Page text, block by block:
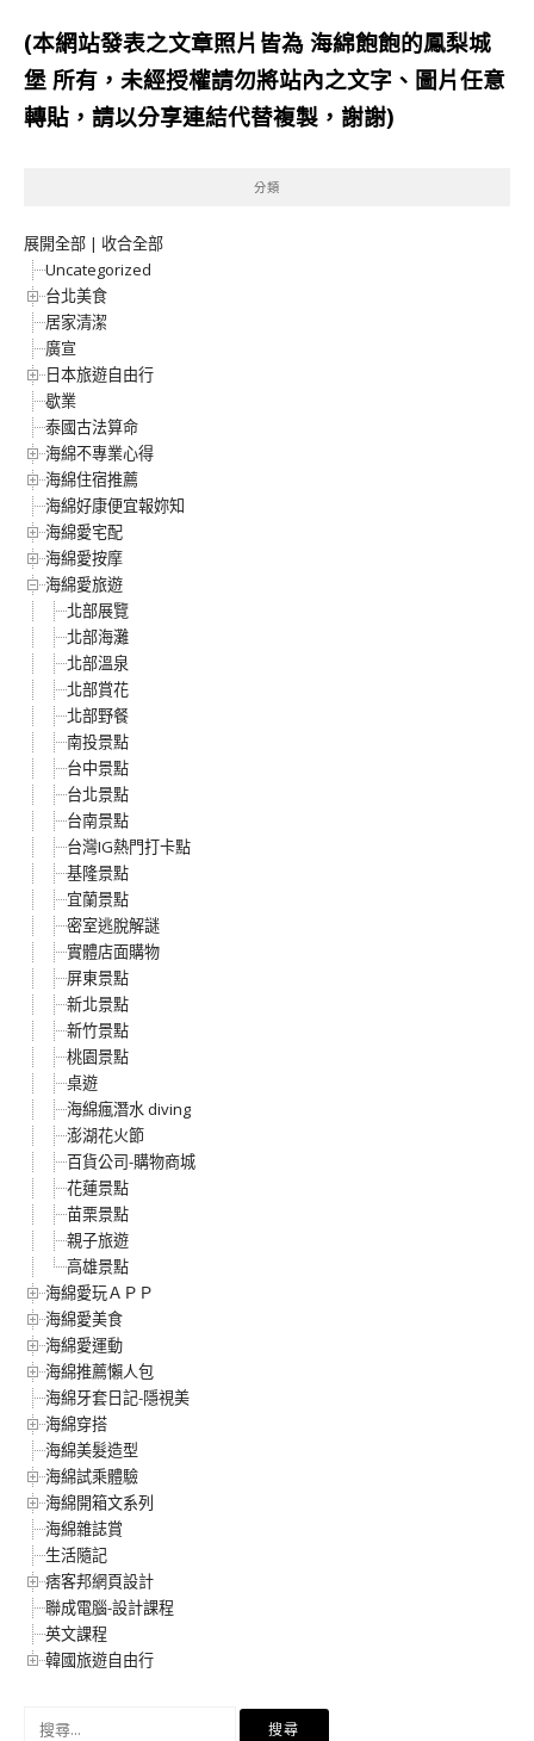
(本網站發表之文章照片皆為 海綿飽飽的鳳梨城
堡 所有，未經授權請勿將站內之文字、圖片任意
轉貼，請以分享連結代替複製，謝謝)
分類
展開全部 | 收合全部
Uncategorized
台北美食
居家清潔
廣宣
日本旅遊自由行
歇業
泰國古法算命
海綿不專業心得
海綿住宿推薦
海綿好康便宜報妳知
海綿愛宅配
海綿愛按摩
海綿愛旅遊
北部展覽
北部海灘
北部溫泉
北部賞花
北部野餐
南投景點
台中景點
台北景點
台南景點
台灣IG熱門打卡點
基隆景點
宜蘭景點
密室逃脫解謎
實體店面購物
屏東景點
新北景點
新竹景點
桃園景點
桌遊
海綿瘋潛水 diving
澎湖花火節
百貨公司-購物商城
花蓮景點
苗栗景點
親子旅遊
高雄景點
海綿愛玩ＡＰＰ
海綿愛美食
海綿愛運動
海綿推薦懶人包
海綿牙套日記-隱視美
海綿穿搭
海綿美髮造型
海綿試乘體驗
海綿開箱文系列
海綿雜誌賞
生活隨記
痞客邦網頁設計
聯成電腦-設計課程
英文課程
韓國旅遊自由行